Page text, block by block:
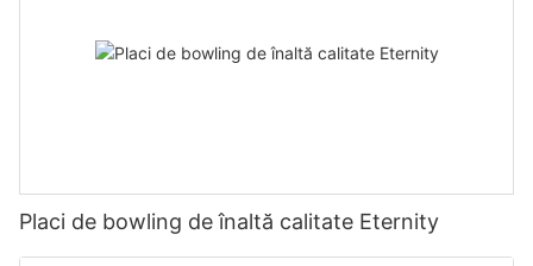
Placi de bowling de înaltă calitate Eternity